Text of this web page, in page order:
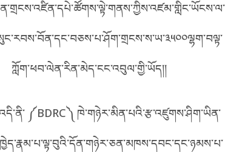
བོད་ཡིག
ཀློག་ཕབ་ལེན་རིན་མེད་ངང་འབུལ་གྱི་ཡོད།།
༼BDRC༽ ཁེ་གཉེར་མིན་པའི་རྩ་འཛུགས་ཤིག་ཡིན་
How to find things?